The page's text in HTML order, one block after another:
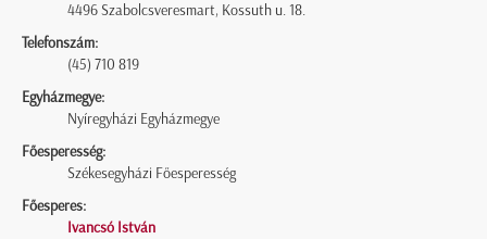
4496 Szabolcsveresmart, Kossuth u. 18.
Telefonszám:
(45) 710 819
Egyházmegye:
Nyíregyházi Egyházmegye
Főesperesség:
Székesegyházi Főesperesség
Főesperes:
Ivancsó István